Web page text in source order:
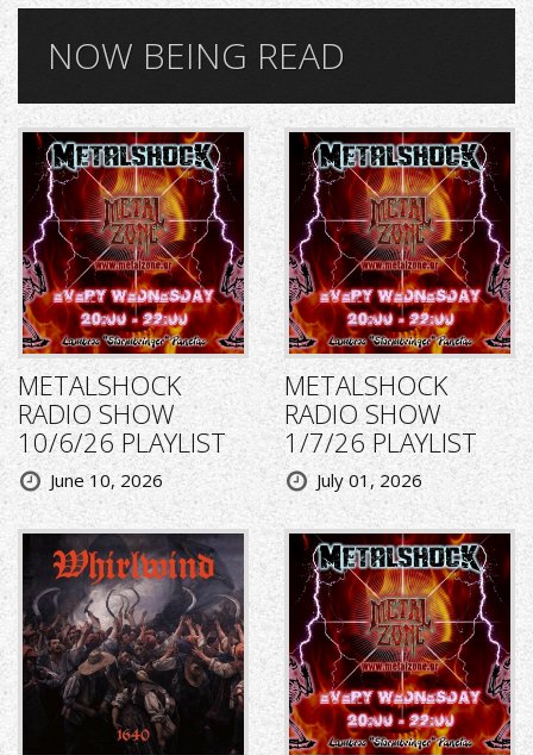
NOW BEING READ
METALSHOCK
RADIO SHOW
10/6/26 PLAYLIST
June 10, 2026
METALSHOCK
RADIO SHOW
1/7/26 PLAYLIST
July 01, 2026